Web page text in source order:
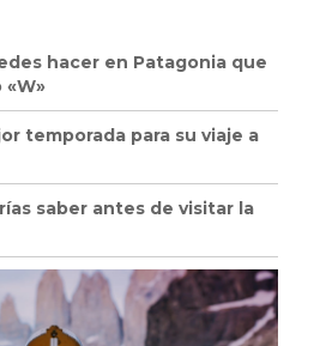
hacer en Patagonia que
temporada para su viaje a
saber antes de visitar la